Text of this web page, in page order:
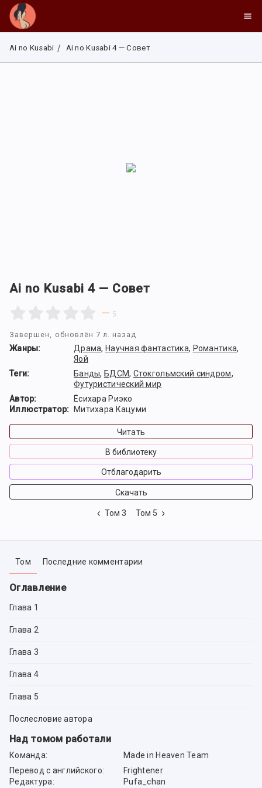
Ai no Kusabi Ai no Kusabi 4 — Совет
Ai no Kusabi 4 — Совет
— 5
Завершен , обновлён 7 л. назад
Жанры: Драма, Научная фантастика, Романтика,
Яой
Теги:
Банды, БДСМ, Стокгольмский синдром,
Футуристический мир
Автор:
Ёсихара Риэко
Иллюстратор:
Митихара Кацуми
Читать
В библиотеку
Отблагодарить
Скачать
Том 3 Том 5
Том Последние комментарии
Оглавление
Глава 1
Глава 2
Глава 3
Глава 4
Глава 5
Послесловие автора
Над томом работали
Команда:
Made in Heaven Team
Перевод с английского:
Frightener
Редактура:
Pufa_chan